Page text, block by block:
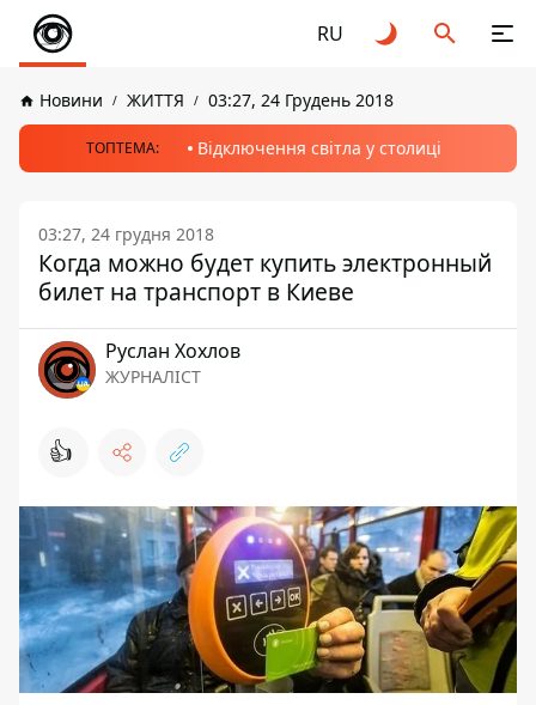
RU
Новини ЖИТТЯ 03:27, 24 Грудень 2018
ТОПТЕМА: Відключення світла у столиці
03:27, 24 грудня 2018
Когда можно будет купить электронный
билет на транспорт в Киеве
Руслан Хохлов
ЖУРНАЛІСТ
👍